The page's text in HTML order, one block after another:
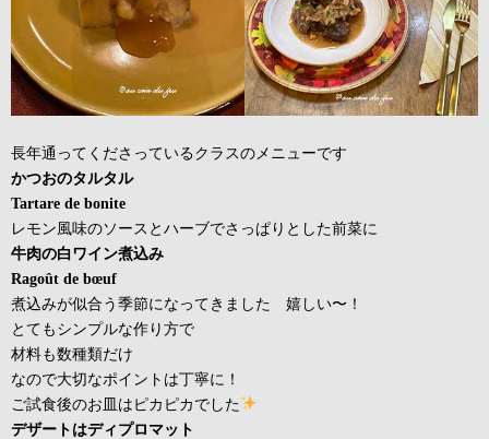
長年通ってくださっているクラスのメニューです
かつおのタルタル
Tartare de bonite
レモン風味のソースとハーブでさっぱりとした前菜に
牛肉の白ワイン煮込み
Ragoût de bœuf
煮込みが似合う季節になってきました 嬉しい〜！
とてもシンプルな作り方で
材料も数種類だけ
なので大切なポイントは丁寧に！
ご試食後のお皿はピカピカでした
デザートはディプロマット